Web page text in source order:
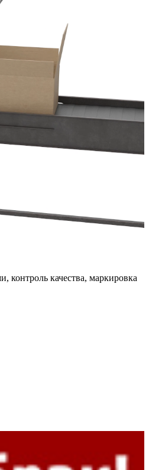
контроль качества, маркировка